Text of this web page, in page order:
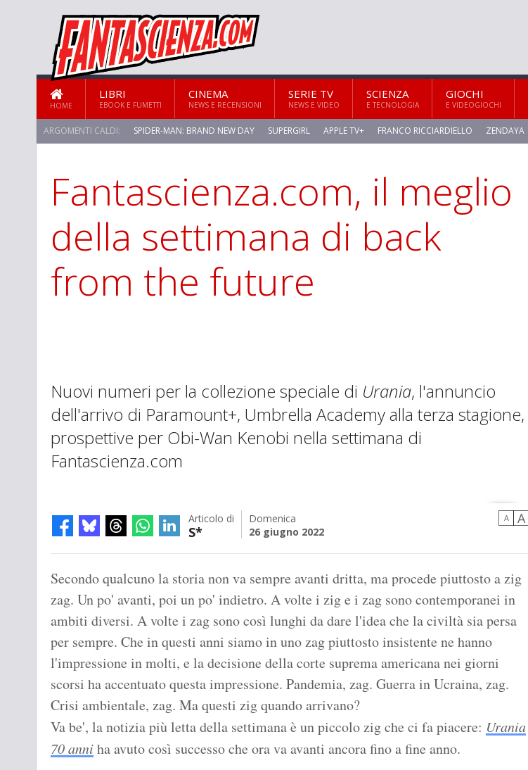
HOME
LIBRI
EBOOK E FUMETTI
CINEMA
NEWS E RECENSIONI
SERIE TV
NEWS E VIDEO
SCIENZA
E TECNOLOGIA
GIOCHI
E VIDEOGIOCHI
ARGOMENTI CALDI: SPIDER-MAN: BRAND NEW DAY SUPERGIRL APPLE TV+ FRANCO RICCIARDIELLO ZENDAYA
Fantascienza.com, il meglio
della settimana di back
from the future
Nuovi numeri per la collezione speciale di Urania, l'annuncio
dell'arrivo di Paramount+, Umbrella Academy alla terza stagione,
prospettive per Obi-Wan Kenobi nella settimana di
Fantascienza.com
Articolo di
S*
Domenica
26 giugno 2022
A A
Secondo qualcuno la storia non va sempre avanti dritta, ma procede piuttosto a zig
zag. Un po' avanti, poi un po' indietro. A volte i zig e i zag sono contemporanei in
ambiti diversi. A volte i zag sono così lunghi da dare l'idea che la civiltà sia persa
per sempre. Che in questi anni siamo in uno zag piuttosto insistente ne hanno
l'impressione in molti, e la decisione della corte suprema americana nei giorni
scorsi ha accentuato questa impressione. Pandemia, zag. Guerra in Ucraina, zag.
Crisi ambientale, zag. Ma questi zig quando arrivano?
Va be', la notizia più letta della settimana è un piccolo zig che ci fa piacere: Urania
70 anniha avuto così successo che ora va avanti ancora fino a fine anno.